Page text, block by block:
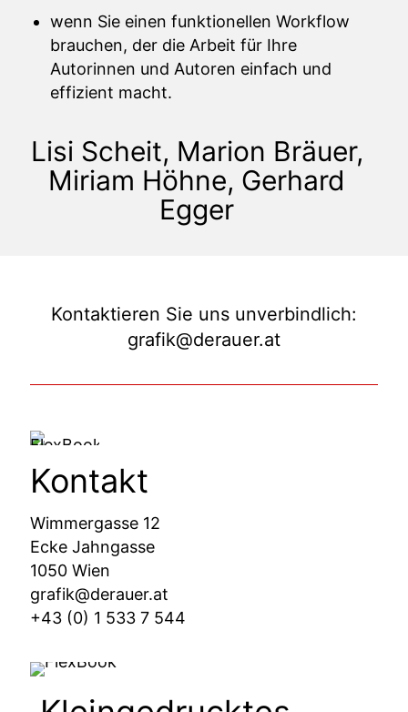
wenn Sie einen funktionellen Workflow
brauchen, der die Arbeit für Ihre
Autorinnen und Autoren einfach und
effizient macht.
Lisi Scheit, Marion Bräuer,
Miriam Höhne, Gerhard
Egger
Kontaktieren Sie uns unverbindlich:
grafik@derauer.at
Kontakt
Wimmergasse 12
Ecke Jahngasse
1050 Wien
grafik@derauer.at
+43 (0) 1 533 7 544